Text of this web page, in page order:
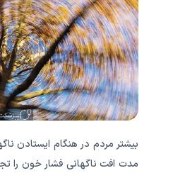
بیشتر مردم در هنگام ایستادن
مدت افت ناگهانی فشار خون را